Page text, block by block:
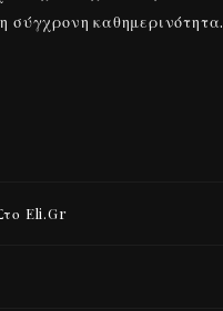
σύγχρονη καθημερινότητα.
Eli.gr